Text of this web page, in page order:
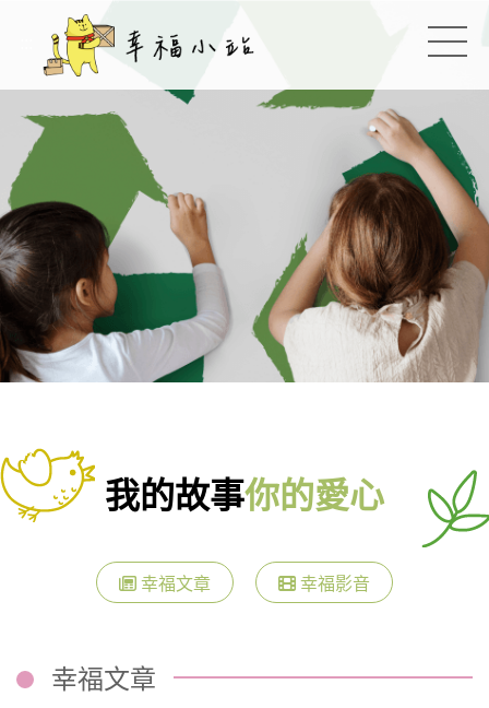
切換
:::
我的故事你的愛心
幸福文章 幸福影音
幸福文章